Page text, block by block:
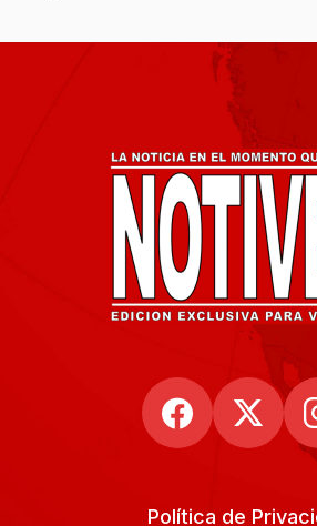
Política de